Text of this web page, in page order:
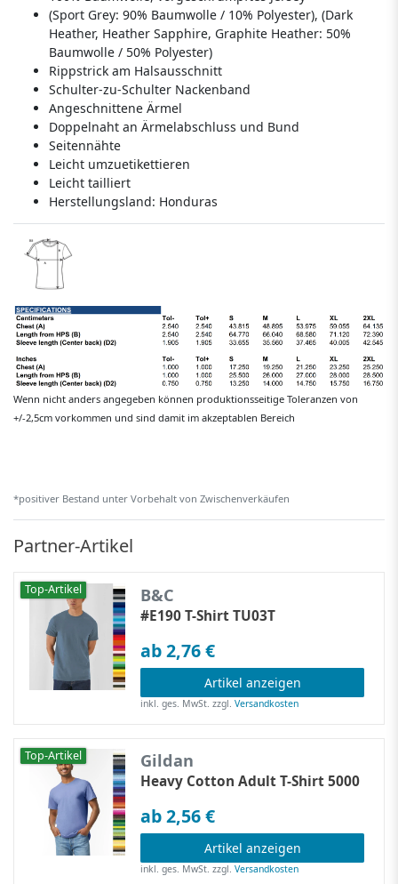
(Sport Grey: 90% Baumwolle / 10% Polyester), (Dark
Heather, Heather Sapphire, Graphite Heather: 50%
Baumwolle / 50% Polyester)
Rippstrick am Halsausschnitt
Schulter-zu-Schulter Nackenband
Angeschnittene Ärmel
Doppelnaht an Ärmelabschluss und Bund
Seitennähte
Leicht umzuetikettieren
Leicht tailliert
Herstellungsland: Honduras
Wenn nicht anders angegeben können produktionsseitige Toleranzen von
+/-2,5cm vorkommen und sind damit im akzeptablen Bereich
*positiver Bestand unter Vorbehalt von Zwischenverkäufen
Partner-Artikel
Top-Artikel B&C
#E190 T-Shirt TU03T
ab 2,76 €
Artikel anzeigen
inkl. ges. MwSt. zzgl.Versandkosten
Top-Artikel Gildan
Heavy Cotton Adult T-Shirt 5000
ab 2,56 €
Artikel anzeigen
inkl. ges. MwSt. zzgl.Versandkosten